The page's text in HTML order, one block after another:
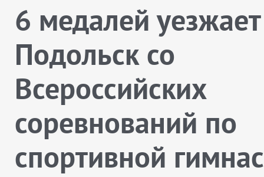
6 медалей
Подольск со
Всероссийских
соревнований по
спортивной